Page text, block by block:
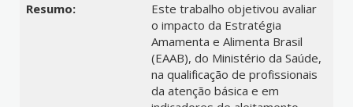
Resumo:
Este trabalho objetivou avaliar
o impacto da Estratégia
Amamenta e Alimenta Brasil
(EAAB), do Ministério da Saúde,
na qualificação de profissionais
da atenção básica e em